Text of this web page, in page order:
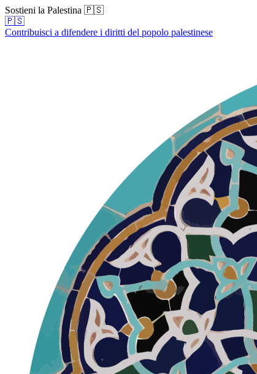
Sostieni la Palestina 🇵🇸
🇵🇸
Contribuisci a difendere i diritti del popolo palestinese